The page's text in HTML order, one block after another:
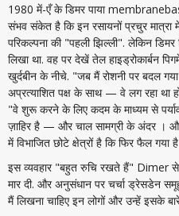
1980 में-एँ के डिमर पाया
संभव संकेत है कि इन रसायनों प्रचुर मात्रा
परिकल्पना की "पहली झिल्ली". लेकिन
लिखा था. वह पर देखें तेल हाइड्रोकार्बन
खुर्दबीन के नीचे. "जब मैं रोशनी पर बदल
अप्रत्याशित पक्ष के साथ — वे लग रहा था
"वे शुरू करने के लिए कदम के माध्यम से
ज़ाहिर है — और चाल सामग्री के अंदर । और
में विभाजित छोटे क्षेत्रों है कि फिर फैल गया
इस व्यवहार "बहुत रुचि रखते हैं" Dimer से
मार दी. और अनुसंधान पर चर्चा ड्रेसडेन
मैं लिखना चाहिए इन लोगों और उन्हें इसके